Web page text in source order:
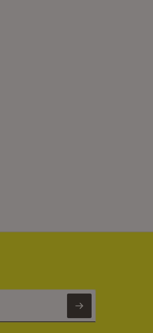
Newsletter